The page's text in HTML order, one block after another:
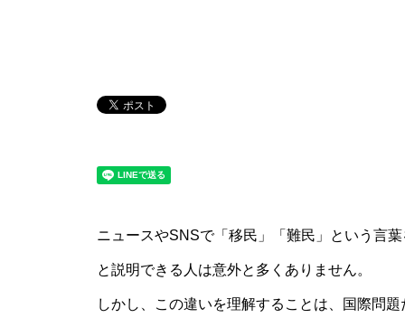
ニュースやSNSで「移民」「難民」という言
と説明できる人は意外と多くありません。
しかし、この違いを理解することは、国際問